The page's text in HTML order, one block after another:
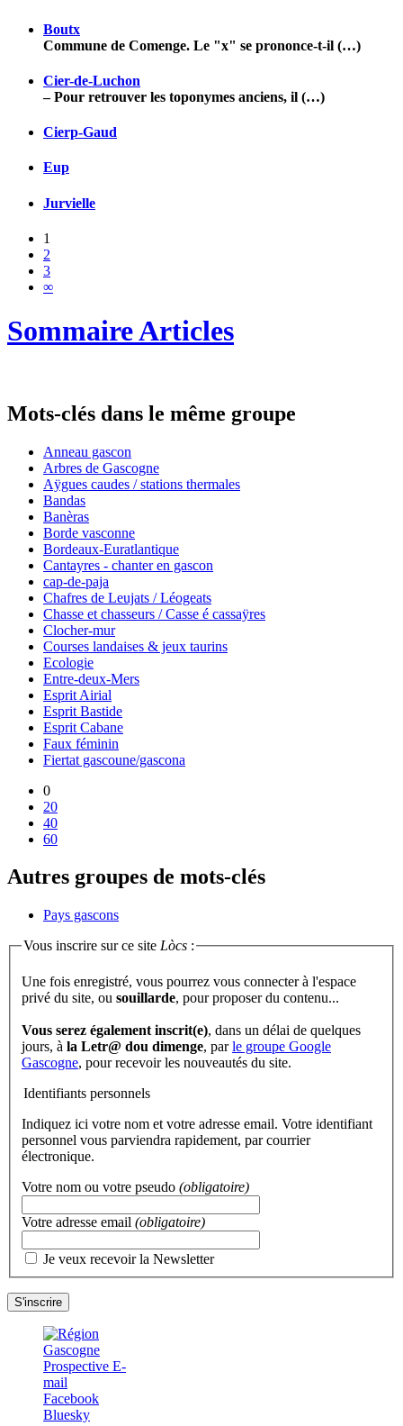
Boutx
Commune de Comenge. Le "x" se prononce-t-il (…)
Cier-de-Luchon
– Pour retrouver les toponymes anciens, il (…)
Cierp-Gaud
Eup
Jurvielle
1
2
3
∞
Sommaire Articles
Mots-clés dans le même groupe
Anneau gascon
Arbres de Gascogne
Aÿgues caudes / stations thermales
Bandas
Banèras
Borde vasconne
Bordeaux-Euratlantique
Cantayres - chanter en gascon
cap-de-paja
Chafres de Leujats / Léogeats
Chasse et chasseurs / Casse é cassaÿres
Clocher-mur
Courses landaises & jeux taurins
Ecologie
Entre-deux-Mers
Esprit Airial
Esprit Bastide
Esprit Cabane
Faux féminin
Fiertat gascoune/gascona
0
20
40
60
Autres groupes de mots-clés
Pays gascons
Vous inscrire sur ce site Lòcs :
Une fois enregistré, vous pourrez vous connecter à l'espace
privé du site, ou souillarde , pour proposer du contenu...
Vous serez également inscrit(e), dans un délai de quelques
jours, à la Letr@ dou dimenge, parle groupe Google
Gascogne, pour recevoir les nouveautés du site.
Identifiants personnels
Indiquez ici votre nom et votre adresse email. Votre identifiant
personnel vous parviendra rapidement, par courrier
électronique.
Votre nom ou votre pseudo (obligatoire)
Votre adresse email (obligatoire)
Je veux recevoir la Newsletter